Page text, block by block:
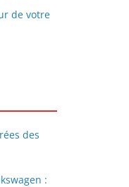
de votre
des
: